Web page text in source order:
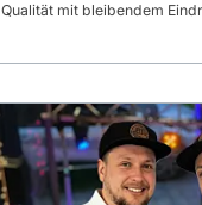
Qualität mit bleibendem